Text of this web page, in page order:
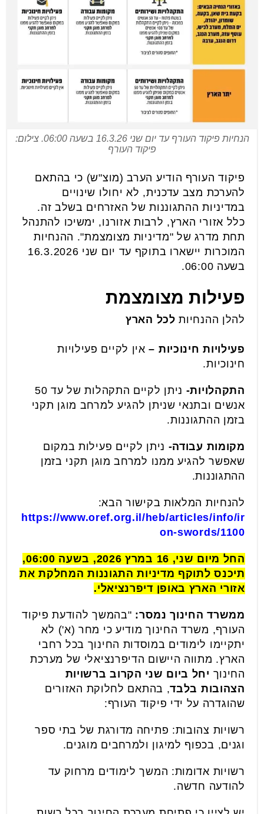
הנחיות פיקוד העורף עד יום שני 16.3.26 בשעה 06:00. צילום:
פיקוד העורף
פיקוד העורף הודיע הערב (מוצ"ש) כי בהתאם
להערכת מצב עדכנית, לא יחולו שינויים
במדיניות ההתגוננות של האזרחים בשלב זה.
כלל אזורי הארץ, לרבות אזורנו, ימשיכו להתנהל
תחת מדרג של "מדיניות מצומצמת". ההנחיות
המוכרות יישארו בתוקף עד יום שני 16.3.2026
בשעה 06:00.
פעילות מצומצמת
להלן ההנחיות לכל הארץ
פעילויות חינוכיות –אין לקיים פעילויות
חינוכיות.
התקהלויות-
ניתן לקיים התקהלות של עד 50
אנשים ובתנאי שניתן להגיע למרחב מוגן תקני
בזמן ההתגוננות.
מקומות עבודה- ניתן לקיים פעילות במקום
שאפשר להגיע ממנו למרחב מוגן תקני בזמן
ההתגוננות.
להנחיות המלאות בקישור הבא:
https://www.oref.org.il/heb/articles/info/ir
on-swords/1100
החל מיום שני, 16 במרץ 2026, בשעה 06:00,
תיכנס לתוקף מדיניות התגוננות המחלקת את
אזורי הארץ באופן דיפרנציאלי.
ממשרד החינוך נמסר: "בהמשך להודעת פיקוד
העורף, משרד החינוך מודיע כי מחר (א') לא
יתקיימו לימודים במוסדות החינוך בכל רחבי
הארץ. מתווה היישום הדיפרנציאלי של מערכת
החינוך יחל ביום שני הקרוב ברשויות
הצהובות בלבד, בהתאם לחלוקת האזורים
שהוגדרה על ידי פיקוד העורף:
רשויות צהובות: פתיחה מדורגת של בתי ספר
וגנים, בכפוף למיגון ולמרחבים מוגנים.
רשויות אדומות: המשך לימודים מרחוק עד
להודעה חדשה.